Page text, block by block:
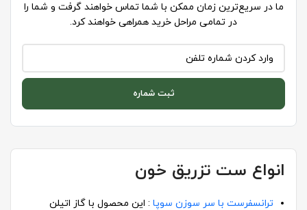
ما در سریع‌ترین زمان ممکن با شما تماس خواهند گرفت و شما را
در تمامی مراحل خرید همراهی خواهند کرد.
ثبت شماره
انواع ست تزریق خون
ترانسفرست با سر سوزن سوپا : این محصول با گاز اتیلن